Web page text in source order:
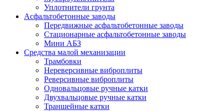
Уплотнители грунта
Асфальтобетонные заводы
Передвижные асфальтобетонные заводы
Стационарные асфальтобетонные заводы
Мини АБЗ
Средства малой механизации
Трамбовки
Нереверсивные виброплиты
Реверсивные виброплиты
Одновальцовые ручные катки
Двухвальцовые ручные катки
Траншейные катки